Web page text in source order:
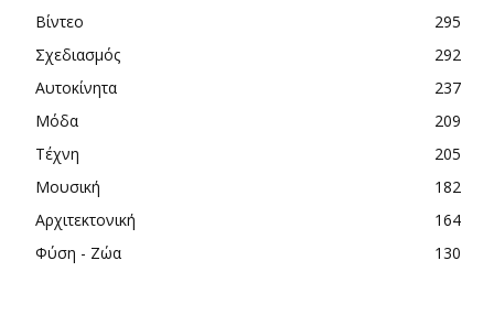
Βίντεο
295
Σχεδιασμός
292
Αυτοκίνητα
237
Μόδα
209
Τέχνη
205
Μουσική
182
Αρχιτεκτονική
164
Φύση - Ζώα
130